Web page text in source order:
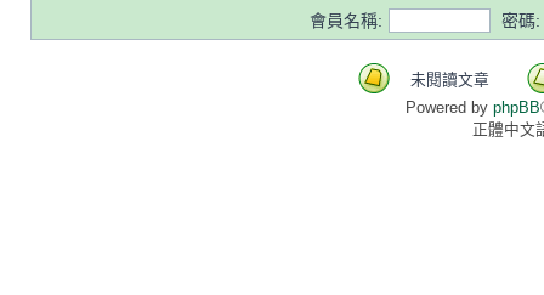
會員名稱:
密碼:
未閱讀文章
Powered by phpBB
正體中文